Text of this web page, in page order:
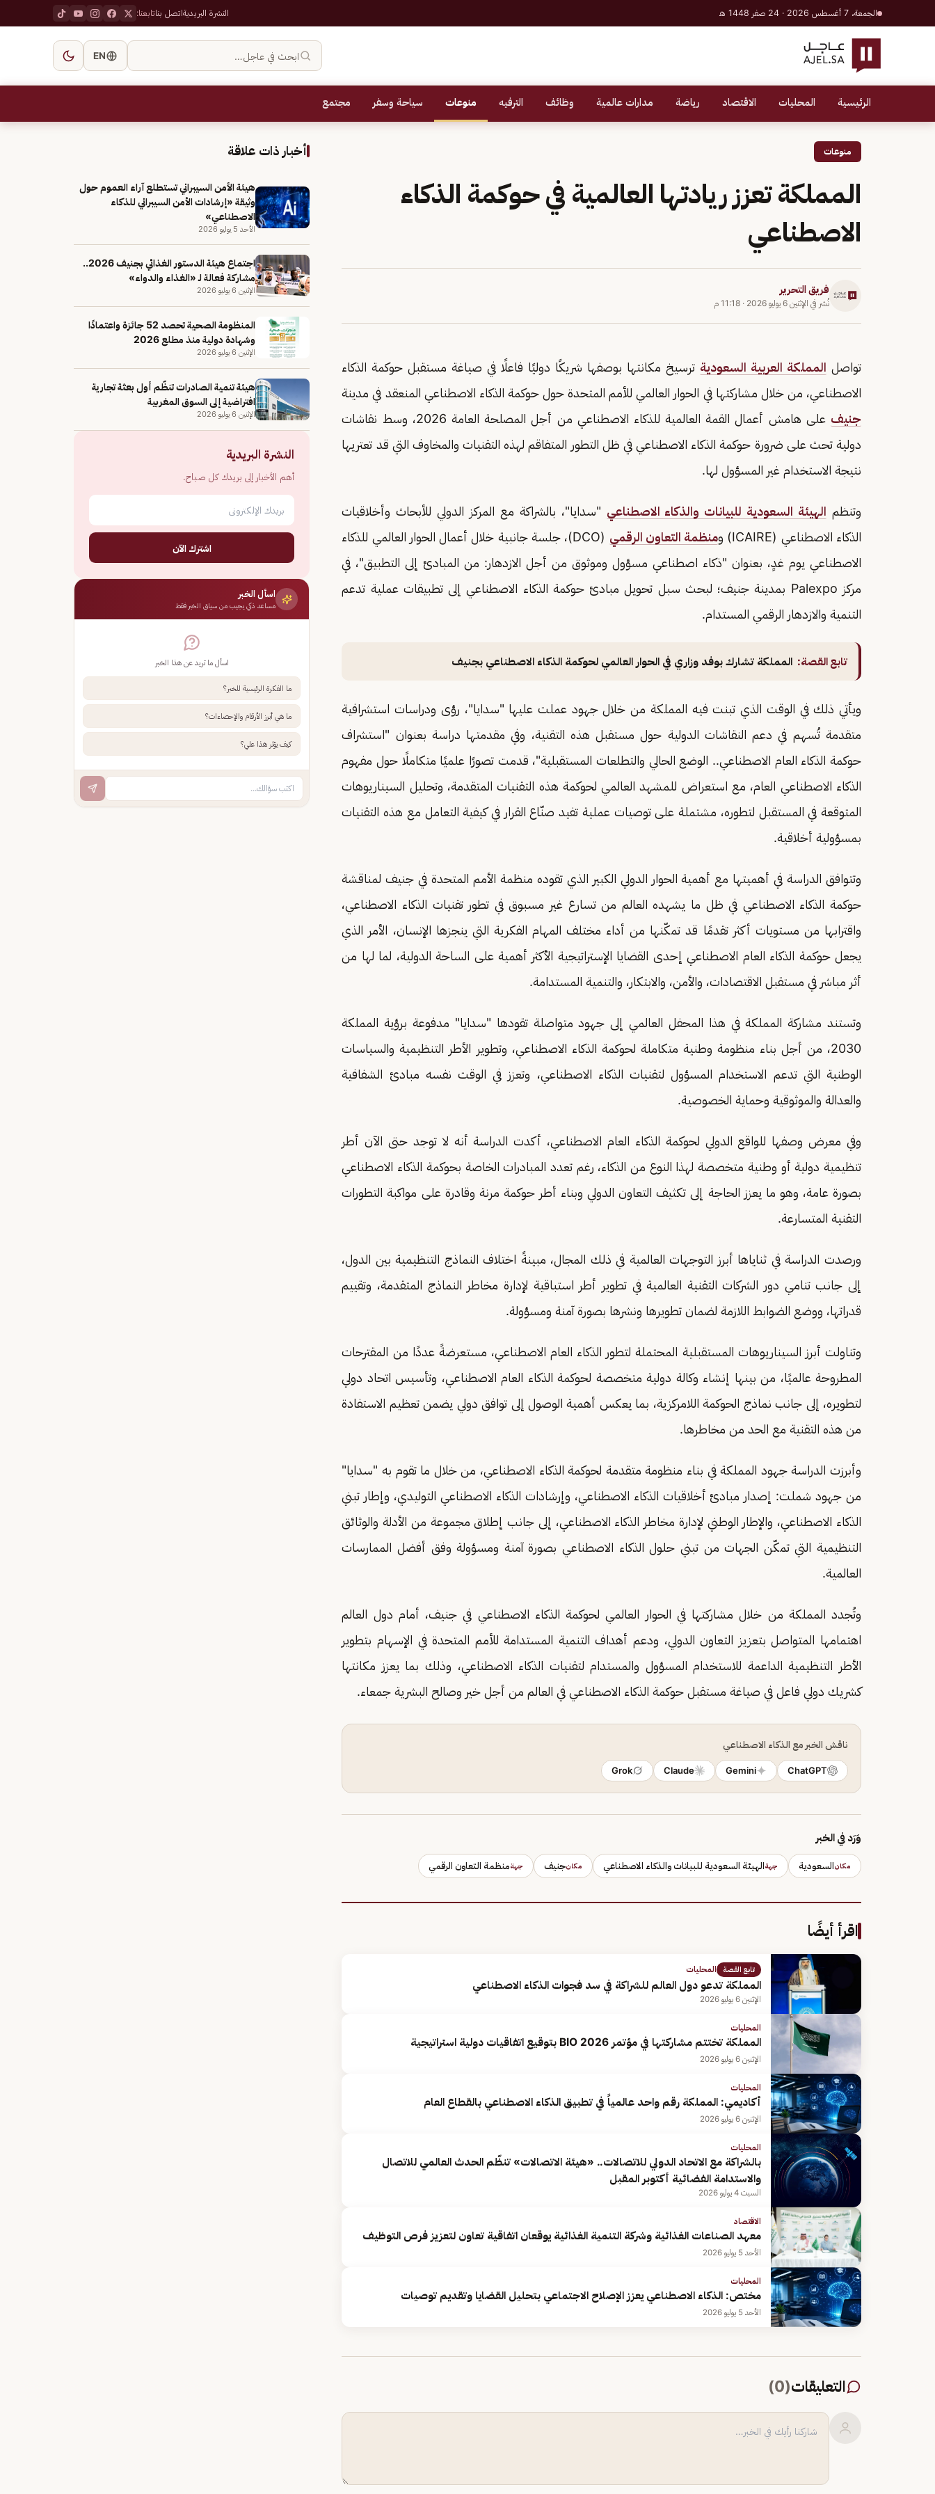
الجمعة، 7 أغسطس 2026 · 24 صفر 1448 هـ النشرة البريديةاتصل بناتابعنا:
ابحث في عاجل… EN
الرئيسية المحليات الاقتصاد رياضة مدارات عالمية وظائف الترفيه منوعات سياحة وسفر مجتمع
منوعات
المملكة تعزز ريادتها العالمية في حوكمة الذكاء
الاصطناعي
فريق التحرير
نُشر في الإثنين 6 يوليو 2026 · 11:18 م
تواصل المملكة العربية السعودية ترسيخ مكانتها بوصفها شريكًا دوليًا فاعلًا في صياغة مستقبل حوكمة الذكاء
الاصطناعي، من خلال مشاركتها في الحوار العالمي للأمم المتحدة حول حوكمة الذكاء الاصطناعي المنعقد في مدينة
جنيف
على هامش أعمال القمة العالمية للذكاء الاصطناعي من أجل المصلحة العامة 2026، وسط نقاشات
دولية تحث على ضرورة حوكمة الذكاء الاصطناعي في ظل التطور المتفاقم لهذه التقنيات والمخاوف التي قد تعتريها
نتيجة الاستخدام غير المسؤول لها.
وتنظم الهيئة السعودية للبيانات والذكاء الاصطناعي "سدايا"، بالشراكة مع المركز الدولي للأبحاث وأخلاقيات
الذكاء الاصطناعي (ICAIRE) و
منظمة التعاون الرقمي
(DCO)، جلسة جانبية خلال أعمال الحوار العالمي للذكاء
الاصطناعي يوم غدٍ، بعنوان "ذكاء اصطناعي مسؤول وموثوق من أجل الازدهار: من المبادئ إلى التطبيق"، في
مركز Palexpo بمدينة جنيف؛ لبحث سبل تحويل مبادئ حوكمة الذكاء الاصطناعي إلى تطبيقات عملية تدعم
التنمية والازدهار الرقمي المستدام.
تابع القصة: المملكة تشارك بوفد وزاري في الحوار العالمي لحوكمة الذكاء الاصطناعي بجنيف
ويأتي ذلك في الوقت الذي تبنت فيه المملكة من خلال جهود عملت عليها "سدايا"، رؤى ودراسات استشرافية
متقدمة تُسهم في دعم النقاشات الدولية حول مستقبل هذه التقنية، وفي مقدمتها دراسة بعنوان "استشراف
حوكمة الذكاء العام الاصطناعي.. الوضع الحالي والتطلعات المستقبلية"، قدمت تصورًا علميًا متكاملًا حول مفهوم
الذكاء الاصطناعي العام، مع استعراض للمشهد العالمي لحوكمة هذه التقنيات المتقدمة، وتحليل السيناريوهات
المتوقعة في المستقبل لتطوره، مشتملة على توصيات عملية تفيد صنّاع القرار في كيفية التعامل مع هذه التقنيات
بمسؤولية أخلاقية.
وتتوافق الدراسة في أهميتها مع أهمية الحوار الدولي الكبير الذي تقوده منظمة الأمم المتحدة في جنيف لمناقشة
حوكمة الذكاء الاصطناعي في ظل ما يشهده العالم من تسارع غير مسبوق في تطور تقنيات الذكاء الاصطناعي،
واقترابها من مستويات أكثر تقدمًا قد تمكّنها من أداء مختلف المهام الفكرية التي ينجزها الإنسان، الأمر الذي
يجعل حوكمة الذكاء العام الاصطناعي إحدى القضايا الإستراتيجية الأكثر أهمية على الساحة الدولية، لما لها من
أثر مباشر في مستقبل الاقتصادات، والأمن، والابتكار، والتنمية المستدامة.
وتستند مشاركة المملكة في هذا المحفل العالمي إلى جهود متواصلة تقودها "سدايا" مدفوعة برؤية المملكة
2030، من أجل بناء منظومة وطنية متكاملة لحوكمة الذكاء الاصطناعي، وتطوير الأطر التنظيمية والسياسات
الوطنية التي تدعم الاستخدام المسؤول لتقنيات الذكاء الاصطناعي، وتعزز في الوقت نفسه مبادئ الشفافية
والعدالة والموثوقية وحماية الخصوصية.
وفي معرض وصفها للواقع الدولي لحوكمة الذكاء العام الاصطناعي، أكدت الدراسة أنه لا توجد حتى الآن أطر
تنظيمية دولية أو وطنية متخصصة لهذا النوع من الذكاء، رغم تعدد المبادرات الخاصة بحوكمة الذكاء الاصطناعي
بصورة عامة، وهو ما يعزز الحاجة إلى تكثيف التعاون الدولي وبناء أطر حوكمة مرنة وقادرة على مواكبة التطورات
التقنية المتسارعة.
ورصدت الدراسة في ثناياها أبرز التوجهات العالمية في ذلك المجال، مبينةً اختلاف النماذج التنظيمية بين الدول،
إلى جانب تنامي دور الشركات التقنية العالمية في تطوير أطر استباقية لإدارة مخاطر النماذج المتقدمة، وتقييم
قدراتها، ووضع الضوابط اللازمة لضمان تطويرها ونشرها بصورة آمنة ومسؤولة.
وتناولت أبرز السيناريوهات المستقبلية المحتملة لتطور الذكاء العام الاصطناعي، مستعرضةً عددًا من المقترحات
المطروحة عالميًا، من بينها إنشاء وكالة دولية متخصصة لحوكمة الذكاء العام الاصطناعي، وتأسيس اتحاد دولي
لتطويره، إلى جانب نماذج الحوكمة اللامركزية، بما يعكس أهمية الوصول إلى توافق دولي يضمن تعظيم الاستفادة
من هذه التقنية مع الحد من مخاطرها.
وأبرزت الدراسة جهود المملكة في بناء منظومة متقدمة لحوكمة الذكاء الاصطناعي، من خلال ما تقوم به "سدايا"
من جهود شملت: إصدار مبادئ أخلاقيات الذكاء الاصطناعي، وإرشادات الذكاء الاصطناعي التوليدي، وإطار تبني
الذكاء الاصطناعي، والإطار الوطني لإدارة مخاطر الذكاء الاصطناعي، إلى جانب إطلاق مجموعة من الأدلة والوثائق
التنظيمية التي تمكّن الجهات من تبني حلول الذكاء الاصطناعي بصورة آمنة ومسؤولة وفق أفضل الممارسات
العالمية.
وتُجدد المملكة من خلال مشاركتها في الحوار العالمي لحوكمة الذكاء الاصطناعي في جنيف، أمام دول العالم
اهتمامها المتواصل بتعزيز التعاون الدولي، ودعم أهداف التنمية المستدامة للأمم المتحدة في الإسهام بتطوير
الأطر التنظيمية الداعمة للاستخدام المسؤول والمستدام لتقنيات الذكاء الاصطناعي، وذلك بما يعزز مكانتها
كشريك دولي فاعل في صياغة مستقبل حوكمة الذكاء الاصطناعي في العالم من أجل خير وصالح البشرية جمعاء.
ناقش الخبر مع الذكاء الاصطناعي
ChatGPT
Gemini
Claude
Grok
وَرَد في الخبر
مكانالسعودية جهةالهيئة السعودية للبيانات والذكاء الاصطناعي مكانجنيف جهةمنظمة التعاون الرقمي
اقرأ أيضًا
تابع القصة المحليات
المملكة تدعو دول العالم للشراكة في سد فجوات الذكاء الاصطناعي
الإثنين 6 يوليو 2026
المحليات
المملكة تختتم مشاركتها في مؤتمر BIO 2026 بتوقيع اتفاقيات دولية استراتيجية
الإثنين 6 يوليو 2026
المحليات
أكاديمي: المملكة رقم واحد عالمياً في تطبيق الذكاء الاصطناعي بالقطاع العام
الإثنين 6 يوليو 2026
المحليات
بالشراكة مع الاتحاد الدولي للاتصالات.. «هيئة الاتصالات» تنظّم الحدث العالمي للاتصال
والاستدامة الفضائية أكتوبر المقبل
السبت 4 يوليو 2026
الاقتصاد
معهد الصناعات الغذائية وشركة التنمية الغذائية يوقعان اتفاقية تعاون لتعزيز فرص التوظيف
الأحد 5 يوليو 2026
المحليات
مختص: الذكاء الاصطناعي يعزز الإصلاح الاجتماعي بتحليل القضايا وتقديم توصيات
الأحد 5 يوليو 2026
التعليقات(
0
)
أخبار ذات علاقة
هيئة الأمن السيبراني تستطلع آراء العموم حول
وثيقة «إرشادات الأمن السيبراني للذكاء
الاصطناعي»
الأحد 5 يوليو 2026
اجتماع هيئة الدستور الغذائي بجنيف 2026..
مشاركة فعالة لـ «الغذاء والدواء»
الإثنين 6 يوليو 2026
المنظومة الصحية تحصد 52 جائزة واعتمادًا
وشهادة دولية منذ مطلع 2026
الإثنين 6 يوليو 2026
هيئة تنمية الصادرات تنظّم أول بعثة تجارية
افتراضية إلى السوق المغربية
الإثنين 6 يوليو 2026
النشرة البريدية
أهم الأخبار إلى بريدك كل صباح.
اشترك الآن
اسأل الخبر
مساعد ذكي يجيب من سياق الخبر فقط
اسأل ما تريد عن هذا الخبر
ما الفكرة الرئيسية للخبر؟
ما هي أبرز الأرقام والإحصاءات؟
كيف يؤثر هذا علي؟